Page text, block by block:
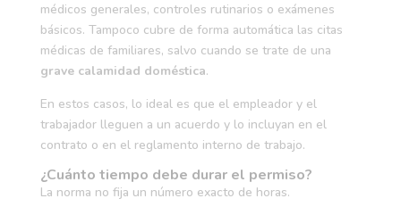
médicos generales, controles rutinarios o exámenes
básicos. Tampoco cubre de forma automática las citas
médicas de familiares, salvo cuando se trate de una
grave calamidad doméstica.
En estos casos, lo ideal es que el empleador y el
trabajador lleguen a un acuerdo y lo incluyan en el
contrato o en el reglamento interno de trabajo.
¿Cuánto tiempo debe durar el permiso?
La norma no fija un número exacto de horas.